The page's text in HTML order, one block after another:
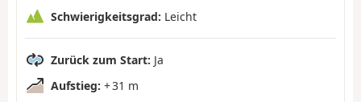
Schwierigkeitsgrad: Leicht
Zurück zum Start: Ja
Aufstieg: + 31 m